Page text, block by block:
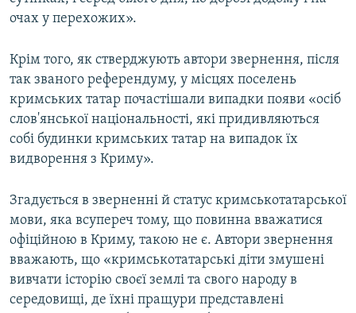
очах у перехожих».
Крім того, як стверджують автори звернення, після
так званого референдуму, у місцях поселень
кримських татар почастішали випадки появи «осіб
слов'янської національності, які придивляються
собі будинки кримських татар на випадок їх
видворення з Криму».
Згадується в зверненні й статус кримськотатарської
мови, яка всупереч тому, що повинна вважатися
офіційною в Криму, такою не є. Автори звернення
вважають, що «кримськотатарські діти змушені
вивчати історію своєї землі та свого народу в
середовищі, де їхні пращури представлені